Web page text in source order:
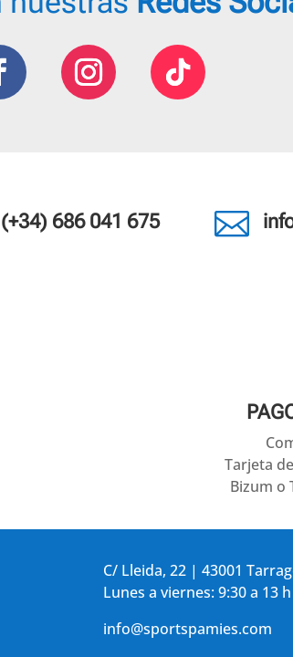
(+34) 686 041 675 
Tarjeta
Bizum o
C/ Lleida, 22 | 43001
Lunes a viernes: 9:30 a 13
info@sportspamies.com